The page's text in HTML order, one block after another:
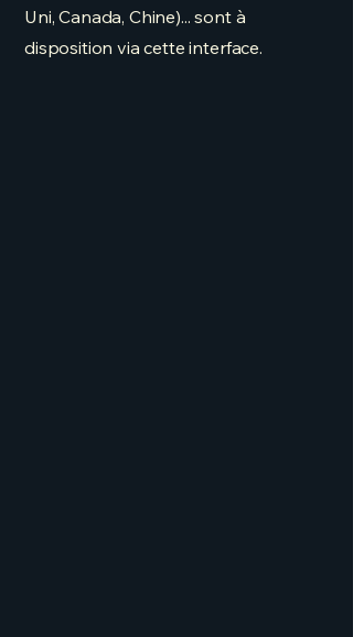
Uni, Canada, Chine)... sont à
disposition via cette interface.